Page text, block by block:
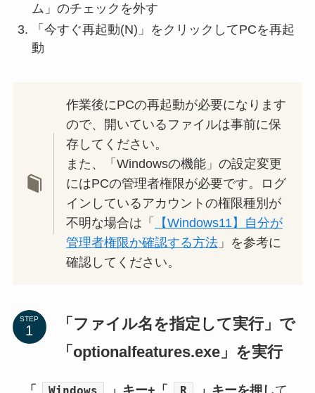
ム」のチェックを外す
「今すぐ再起動(N)」をクリックしてPCを再起
動
作業後にPCの再起動が必要になります
ので、開いているファイルは事前に保
存してください。
また、「Windowsの機能」の設定変更
にはPCの管理者権限が必要です。ログ
インしているアカウントの権限種別が
不明な場合は「
【Windows11】自分が
管理者権限か確認する方法 」を参考に
確認してください。
STEP
「ファイル名を指定して実行」で
「optionalfeatures.exe」を実行
「 Windows 」キー+「 R 」キーを押して